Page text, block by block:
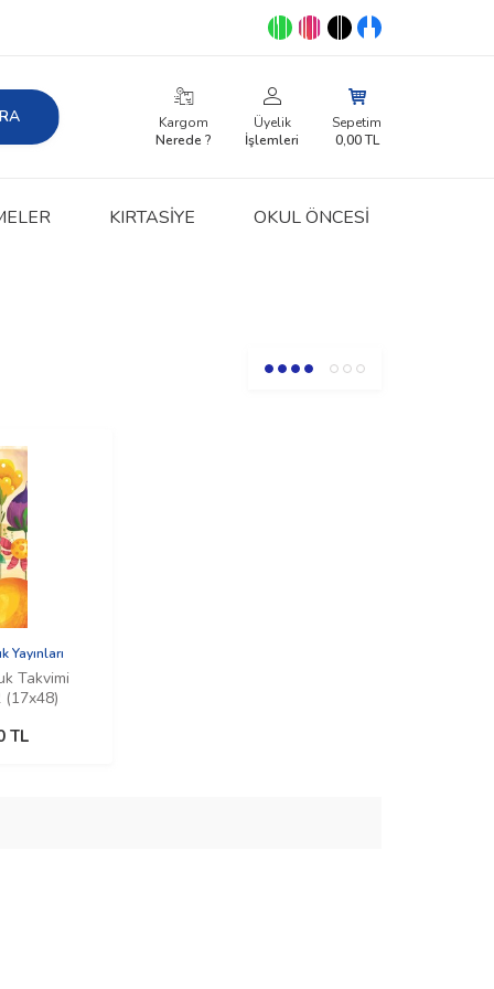
Kargom
Nerede ?
Üyelik
İşlemleri
Sepetim
0,00TL
KIRTASIYE OKUL ÖNCESİ
Yayınları
Takvimi
(17x48)
TL